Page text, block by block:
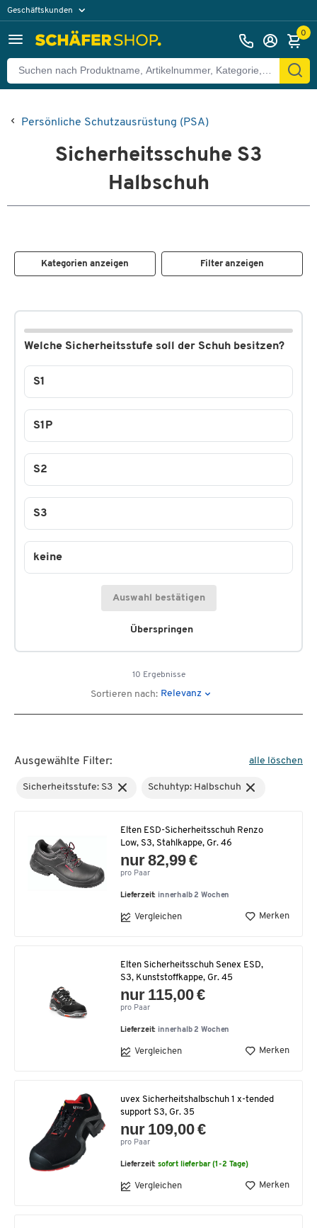
Geschäftskunden
0
Persönliche Schutzausrüstung (PSA)
Sicherheitsschuhe S3
Halbschuh
Kategorien anzeigen Filter anzeigen
Welche Sicherheitsstufe soll der Schuh besitzen?
Überspringen
S1
S1P
S2
S3
keine
Auswahl bestätigen
10 Ergebnisse
Sortieren nach: Relevanz
Ausgewählte Filter: alle löschen
Sicherheitsstufe: S3 Schuhtyp: Halbschuh
Elten ESD-Sicherheitsschuh Renzo
Low, S3, Stahlkappe, Gr. 46
nur 82,99 €
pro Paar
Lieferzeit: innerhalb 2 Wochen
Vergleichen Merken
Elten Sicherheitsschuh Senex ESD,
S3, Kunststoffkappe, Gr. 45
nur 115,00 €
pro Paar
Lieferzeit: innerhalb 2 Wochen
Vergleichen Merken
uvex Sicherheitshalbschuh 1 x-tended
support S3, Gr. 35
nur 109,00 €
pro Paar
Lieferzeit:sofort lieferbar (1-2 Tage)
Vergleichen Merken